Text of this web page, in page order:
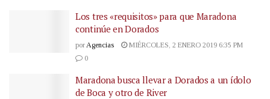
Los tres «requisitos» para que Maradona
continúe en Dorados
por Agencias
MIÉRCOLES, 2 ENERO 2019 6:35 PM
0
Maradona busca llevar a Dorados a un ídolo
de Boca y otro de River